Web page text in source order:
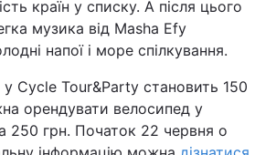
країн у списку. А після цього
музика від Masha Efy
напої і море спілкування.
у Cycle Tour&Party становить 150
орендувати велосипед у
250 грн. Початок 22 червня о